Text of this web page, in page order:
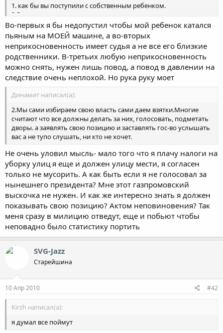
1. как бы вы поступили с собственным ребенком.
2.Судья имеет статус неприкосновенности и назначает судью
ГОСДУМА.
Во-первых я бы недопустил чтобы мой ребенок катался
пьяным на МОЕЙ машине, а во-вторых
неприкосновенность имеет судья а не все его близкие
родственники. В-третьих любую неприкосновенность
можно снять, нужен лишь повод, а повод в давлении на
следствие очень неплохой. Но рука руку моет
Динамит написал(а):
2.Мы сами избираем свою власть сами даем взятки.Многие
считают что все должны делать за них, голосовать, подметать
дворы. а заявлять свою позицию и заставлять гос-во услышать
вас а не тупо слушать, ни кто не хочет.
Не очень уловил мысль- мало того что я плачу налоги на
уборку улиц я еще и должен улицу мести, я согласен
только не мусорить. А как быть если я не голосовал за
нынешнего президента? Мне этот газпромовский
выскочка не нужен. И как же интересно знать я должен
показывать свою позицию? Актом неповиновения? Так
меня сразу в милицию отведут, еще и побьют чтобы
неповадно было статистику портить
SVG-Jazz
Старейшина
10 Апр 2010 #42
Kirzh написал(а):
я думал все поймут